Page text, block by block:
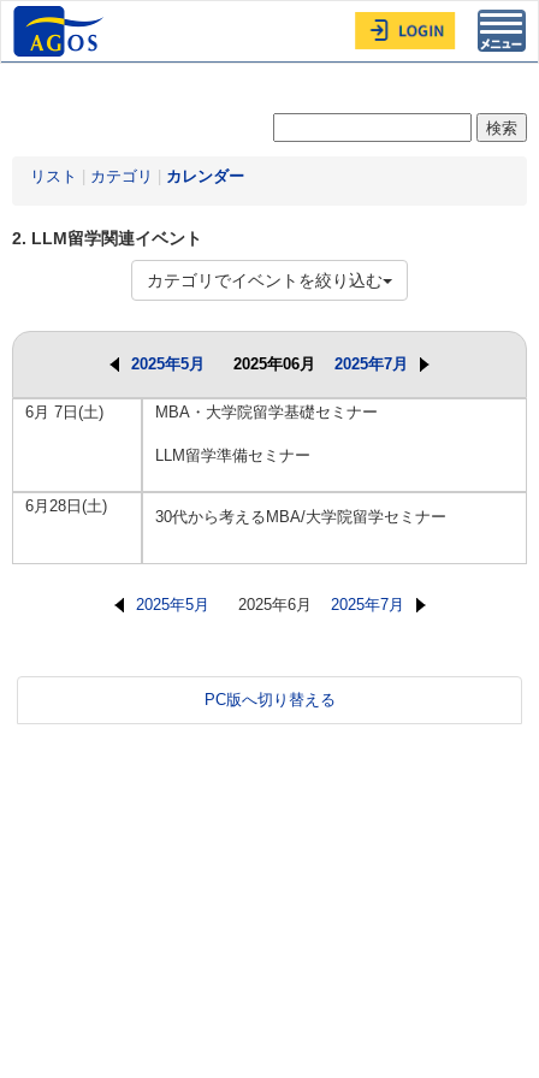
リスト カテゴリ カレンダー
2. LLM留学関連イベント
カテゴリでイベントを絞り込む
2025年5月 2025年06月 2025年7月
6月 7日(土) MBA・大学院留学基礎セミナー
LLM留学準備セミナー
6月28日(土)
30代から考えるMBA/大学院留学セミナー
2025年5月 2025年6月 2025年7月
PC版へ切り替える